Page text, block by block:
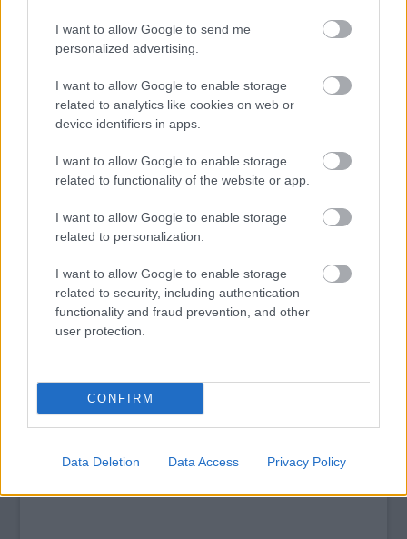
I want to allow Google to send me
personalized advertising.
I want to allow Google to enable storage
related to analytics like cookies on web or
device identifiers in apps.
I want to allow Google to enable storage
related to functionality of the website or app.
I want to allow Google to enable storage
related to personalization.
I want to allow Google to enable storage
related to security, including authentication
functionality and fraud prevention, and other
user protection.
CONFIRM
Data Deletion Data Access Privacy Policy
SZAVAKKAL FESTENI
AZ EMBERSÉG ÜNNEPE
Kommentek:
minősülnek, értük aszolgáltatás technikaiüzemeltetője semmilyen felelősséget
Részletek a Felhasználási feltételekbenés azadatvédelmi tájékoztatóban.